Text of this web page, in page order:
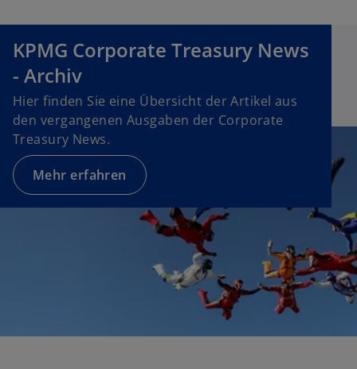
KPMG Corporate Treasury News
- Archiv
Hier finden Sie eine Übersicht der Artikel aus
den vergangenen Ausgaben der Corporate
Treasury News.
Mehr erfahren